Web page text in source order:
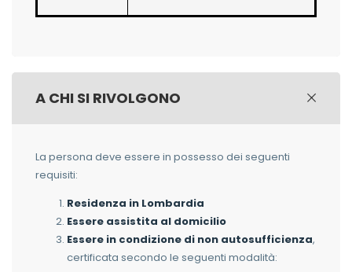
A CHI SI RIVOLGONO
La persona deve essere in possesso dei seguenti
requisiti:
Residenza in Lombardia
Essere assistita al domicilio
Essere in condizione di non autosufficienza,
certificata secondo le seguenti modalità: